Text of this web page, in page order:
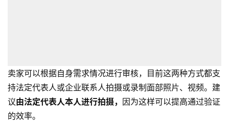
卖家可以根据自身需求情况进行审核，目前这两种方式都支
持法定代表人或企业联系人拍摄或录制面部照片、视频。建
议由法定代表人本人进行拍摄， 因为这样可以提高通过验证
的效率。